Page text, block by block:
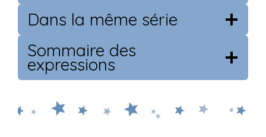
Dans la même série
Sommaire des
expressions